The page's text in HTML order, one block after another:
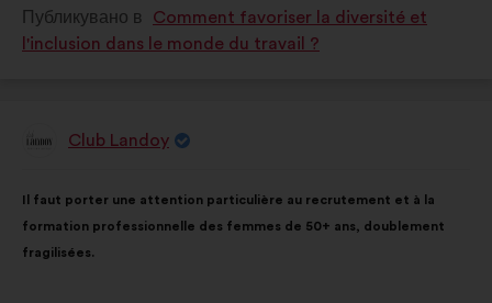
в
:
в
:
Публикувано в
Comment favoriser la diversité et
l'inclusion dans le monde du travail ?
ПредложениеClub Landoy
на
предложението:
Il faut porter une attention particulière au recrutement et à la
formation professionnelle des femmes de 50+ ans, doublement
fragilisées.
разпределението
е: